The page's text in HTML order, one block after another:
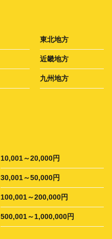
東北地方
近畿地方
九州地方
10,001～20,000円
30,001～50,000円
100,001～200,000円
500,001～1,000,000円